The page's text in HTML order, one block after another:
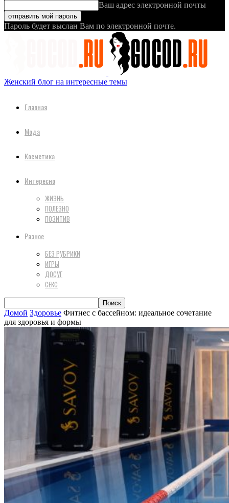
Ваш адрес электронной почты
Пароль будет выслан Вам по электронной почте.
Женский блог на интересные темы
Главная
Мода
Косметика
Интересно
ЖИЗНЬ
ПОЛЕЗНО
ПОЗИТИВ
Разное
БЕЗ РУБРИКИ
ИГРЫ
ДОСУГ
СЕКС
Домой Здоровье Фитнес с бассейном: идеальное сочетание
для здоровья и формы